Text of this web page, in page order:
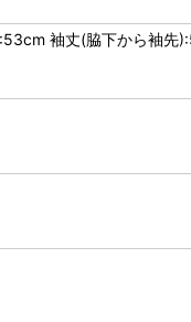
袖丈(脇下から袖先